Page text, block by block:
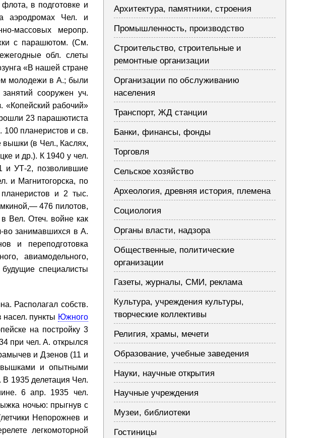
в подготовке и
аэродромах Чел. и
массовых меропр.
с парашютом. (См.
обл. слеты
«В нашей стране
молодежи в А.; были
сооружен уч.
«Копейский рабочий»
23 парашютиста
100 планеристов и св.
вышки (в Чел., Каслях,
и др.). К 1940 у чел.
и УТ-2, позволившие
и Магнитогорска, по
и 2 тыс.
476 пилотов,
Вел. Отеч. войне как
во занимавшихся в А.
и переподготовка
авиамодельного,
специалисты
Располагал собств.
пункты Южного
на постройку 3
при чел. А. открылся
и Дзенов (11 и
вышками и опытными
В 1935 делетация Чел.
6 апр. 1935 чел.
ночью: прыгнув с
Непорожнев и
легкомоторной
Архитектура, памятники, строения
Промышленность, производство
Строительство, строительные и
ремонтные организации
Организации по обслуживанию
населения
Транспорт, ЖД станции
Банки, финансы, фонды
Торговля
Сельское хозяйство
Археология, древняя история, племена
Социология
Органы власти, надзора
Общественные, политические
организации
Газеты, журналы, СМИ, реклама
Культура, учреждения культуры,
творческие коллективы
Религия, храмы, мечети
Образование, учебные заведения
Науки, научные открытия
Научные учреждения
Музеи, библиотеки
Гостиницы